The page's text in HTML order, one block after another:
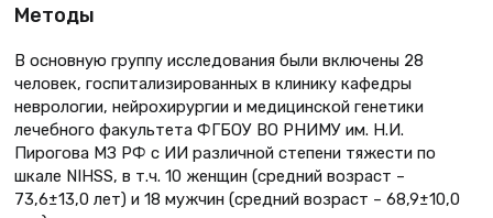
Методы
В основную группу исследования были включены 28
человек, госпитализированных в клинику кафедры
неврологии, нейрохирургии и медицинской генетики
лечебного факультета ФГБОУ ВО РНИМУ им. Н.И.
Пирогова МЗ РФ с ИИ различной степени тяжести по
шкале NIHSS, в т.ч. 10 женщин (средний возраст –
73,6±13,0 лет) и 18 мужчин (средний возраст – 68,9±10,0